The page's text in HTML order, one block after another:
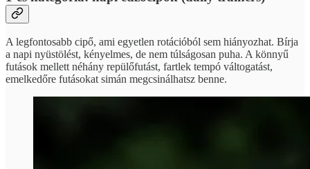
A legfontosabb cipő, ami egyetlen rotációból sem hiányozhat. Bírja
a napi nyüstölést, kényelmes, de nem túlságosan puha. A könnyű
futások mellett néhány repülőfutást, fartlek tempó váltogatást,
emelkedőre futásokat simán megcsinálhatsz benne.